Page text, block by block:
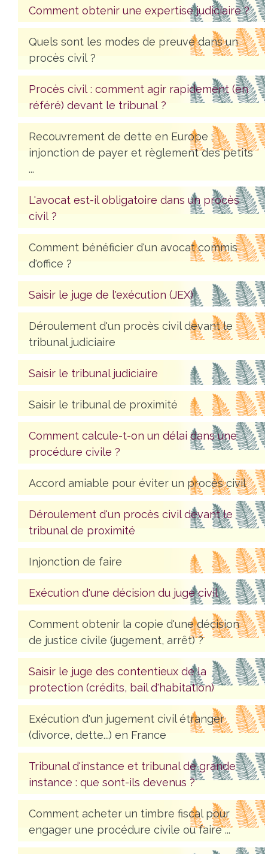
Comment obtenir une expertise judiciaire ?
Quels sont les modes de preuve dans un
procès civil ?
Procès civil : comment agir rapidement (en
référé) devant le tribunal ?
Recouvrement de dette en Europe :
injonction de payer et règlement des petits
...
L'avocat est-il obligatoire dans un procès
civil ?
Comment bénéficier d'un avocat commis
d'office ?
Saisir le juge de l'exécution (JEX)
Déroulement d'un procès civil devant le
tribunal judiciaire
Saisir le tribunal judiciaire
Saisir le tribunal de proximité
Comment calcule-t-on un délai dans une
procédure civile ?
Accord amiable pour éviter un procès civil
Déroulement d'un procès civil devant le
tribunal de proximité
Injonction de faire
Exécution d'une décision du juge civil
Comment obtenir la copie d'une décision
de justice civile (jugement, arrêt) ?
Saisir le juge des contentieux de la
protection (crédits, bail d'habitation)
Exécution d'un jugement civil étranger
(divorce, dette...) en France
Tribunal d'instance et tribunal de grande
instance : que sont-ils devenus ?
Comment acheter un timbre fiscal pour
engager une procédure civile ou faire ...